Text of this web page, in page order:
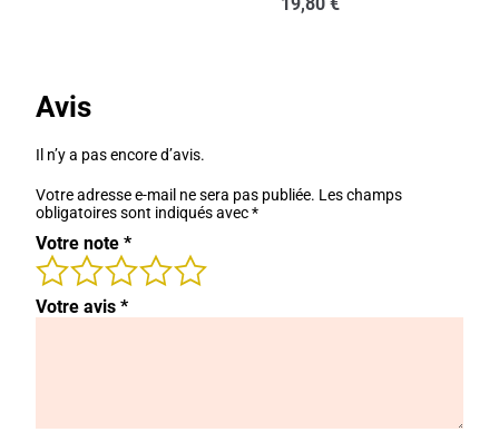
19,80 €
Avis
Il n’y a pas encore d’avis.
Votre adresse e-mail ne sera pas publiée. Les champs
obligatoires sont indiqués avec*
Votre note *
Votre avis *